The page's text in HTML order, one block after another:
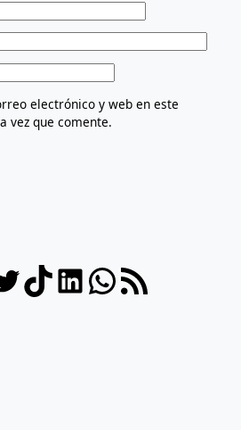
electrónico y web en este
vez que comente.
TikTok
LinkedIn
WhatsApp
Feed RSS